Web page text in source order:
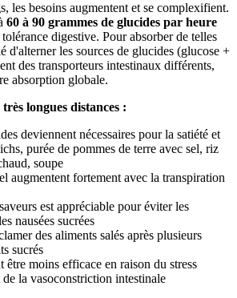
les besoins augmentent et se complexifient.
60 à 90 grammes de glucides par heure
digestive. Pour absorber de telles
d'alterner les sources de glucides (glucose +
des transporteurs intestinaux différents,
absorption globale.
longues distances :
deviennent nécessaires pour la satiété et
purée de pommes de terre avec sel, riz
soupe
augmentent fortement avec la transpiration
est appréciable pour éviter les
nausées sucrées
des aliments salés après plusieurs
sucrés
être moins efficace en raison du stress
la vasoconstriction intestinale